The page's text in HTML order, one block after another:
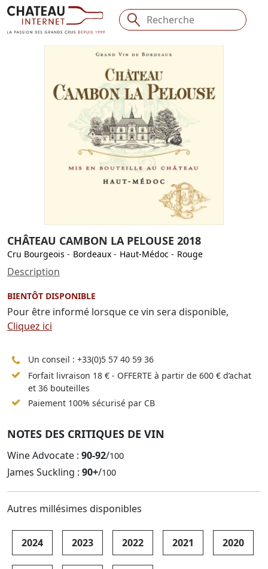
CHÂTEAU CAMBON LA PELOUSE 2018
Cru Bourgeois - Bordeaux - Haut-Médoc - Rouge
Description
BIENTÔT DISPONIBLE
Pour être informé lorsque ce vin sera disponible,
Cliquez ici
Un conseil : +33(0)5 57 40 59 36
Forfait livraison 18 € - OFFERTE à partir de 600 € d’achat
et 36 bouteilles
Paiement 100% sécurisé par CB
NOTES DES CRITIQUES DE VIN
Wine Advocate : 90-92/100
James Suckling : 90+/100
Autres millésimes disponibles
2024 2023 2022 2021 2020